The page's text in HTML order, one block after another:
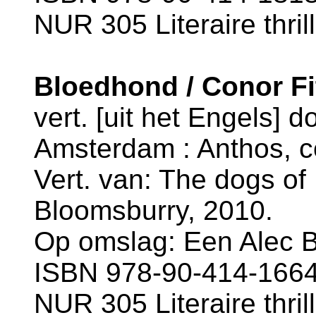
NUR 305 Literaire
Bloedhond / Conor
vert. [uit het Engels]
Amsterdam : Anthos,
Vert. van: The dogs
Bloomsburry, 2010.
Op omslag: Een Alec
ISBN 978-90-414-
NUR 305 Literaire